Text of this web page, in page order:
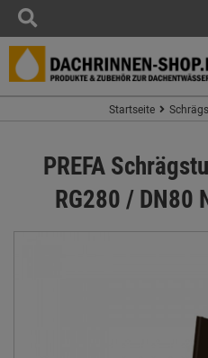
Startseite
PREFA
RG280 / DN80